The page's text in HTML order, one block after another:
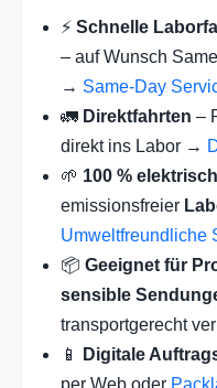
⚡Schnelle
– auf Wunsch
→ Same-Day
🚛 Direktfahrten –
direkt ins Labor →
🌱 100 %
emissionsfreier
Umweltfreundliche
📦Geeignet für
sensible
transportgerecht
📱
Digitale